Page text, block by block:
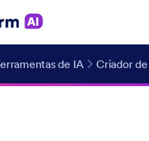
de IA Criador